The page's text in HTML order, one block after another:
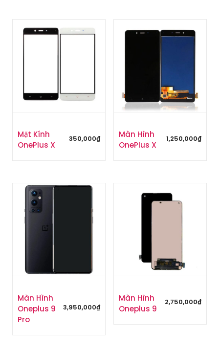
Mặt Kính
OnePlus X
350,000₫
Màn Hình
OnePlus X
1,250,000₫
Màn Hình
Oneplus 9
Pro
3,950,000₫
Màn Hình
Oneplus 9
2,750,000₫